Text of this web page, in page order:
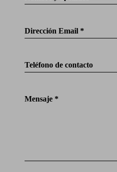
Dirección Email *
Teléfono de contacto
Mensaje *